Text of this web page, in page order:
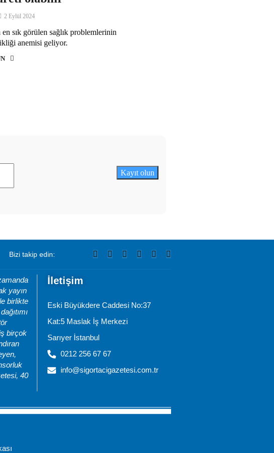
2 Eylül 2024
sık görülen sağlık problemlerinin
anemisi geliyor.
Kayıt olun
Bizi takip edin:
yayın
birlikte
birçok
40
İletişim
Eski Büyükdere Caddesi No:37
Kat:5 Maslak İş Merkezi
Sarıyer İstanbul
0212 256 67 67
info@sigortacigazetesi.com.tr